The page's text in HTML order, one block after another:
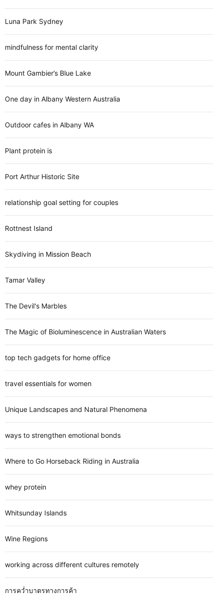
Luna Park Sydney
mindfulness for mental clarity
Mount Gambier’s Blue Lake
One day in Albany Western Australia
Outdoor cafes in Albany WA
Plant protein is
Port Arthur Historic Site
relationship goal setting for couples
Rottnest Island
Skydiving in Mission Beach
Tamar Valley
The Devil's Marbles
The Magic of Bioluminescence in Australian Waters
top tech gadgets for home office
travel essentials for women
Unique Landscapes and Natural Phenomena
ways to strengthen emotional bonds
Where to Go Horseback Riding in Australia
whey protein
Whitsunday Islands
Wine Regions
working across different cultures remotely
การคว่ำบาตรทางการค้า